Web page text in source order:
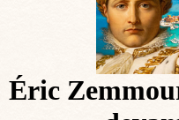
Éric